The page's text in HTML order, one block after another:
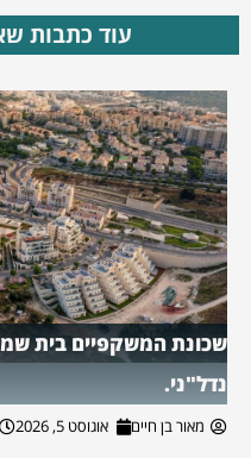
עוד כתבות
שכונת המשקפיים בית
נדל"ני.
מאור בן חיים אוגוסט 5, 2026